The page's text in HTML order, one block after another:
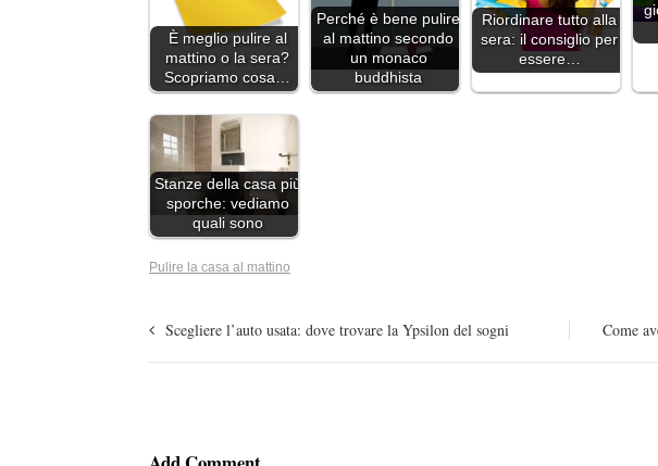
È meglio pulire al
mattino o la sera?
Scopriamo cosa…
Perché è bene pulire
al mattino secondo
un monaco
buddhista
Riordinare tutto alla
sera: il consiglio per
essere…
Stanze della casa più
sporche: vediamo
quali sono
Pulire la casa al mattino
Scegliere l’auto usata: dove trovare la Ypsilon del sogni Come